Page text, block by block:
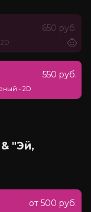
650 руб.
2D
550 руб.
• 2D
"Эй,
от 500 руб.